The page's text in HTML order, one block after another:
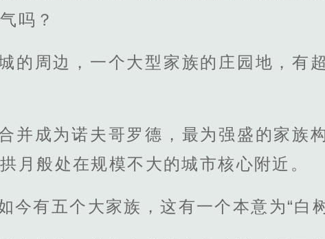
吗？
的周边，一个大型家族的庄园地，有
并成为诺夫哥罗德，最为强盛的家族
月般处在规模不大的城市核心附近。
今有五个大家族，这有一个本意为“白